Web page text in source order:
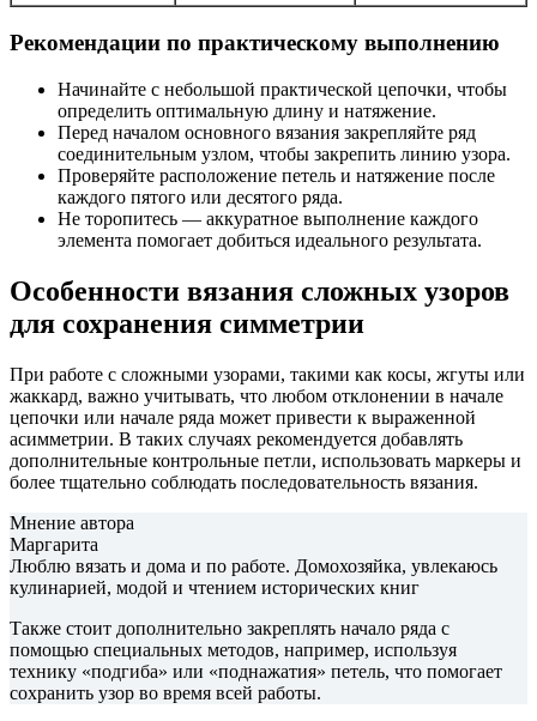
Рекомендации по практическому выполнению
Начинайте с небольшой практической цепочки, чтобы
определить оптимальную длину и натяжение.
Перед началом основного вязания закрепляйте ряд
соединительным узлом, чтобы закрепить линию узора.
Проверяйте расположение петель и натяжение после
каждого пятого или десятого ряда.
Не торопитесь — аккуратное выполнение каждого
элемента помогает добиться идеального результата.
Особенности вязания сложных узоров
для сохранения симметрии
При работе с сложными узорами, такими как косы, жгуты или
жаккард, важно учитывать, что любом отклонении в начале
цепочки или начале ряда может привести к выраженной
асимметрии. В таких случаях рекомендуется добавлять
дополнительные контрольные петли, использовать маркеры и
более тщательно соблюдать последовательность вязания.
Мнение автора
Маргарита
Люблю вязать и дома и по работе. Домохозяйка, увлекаюсь
кулинарией, модой и чтением исторических книг
Также стоит дополнительно закреплять начало ряда с
помощью специальных методов, например, используя
технику «подгиба» или «поднажатия» петель, что помогает
сохранить узор во время всей работы.